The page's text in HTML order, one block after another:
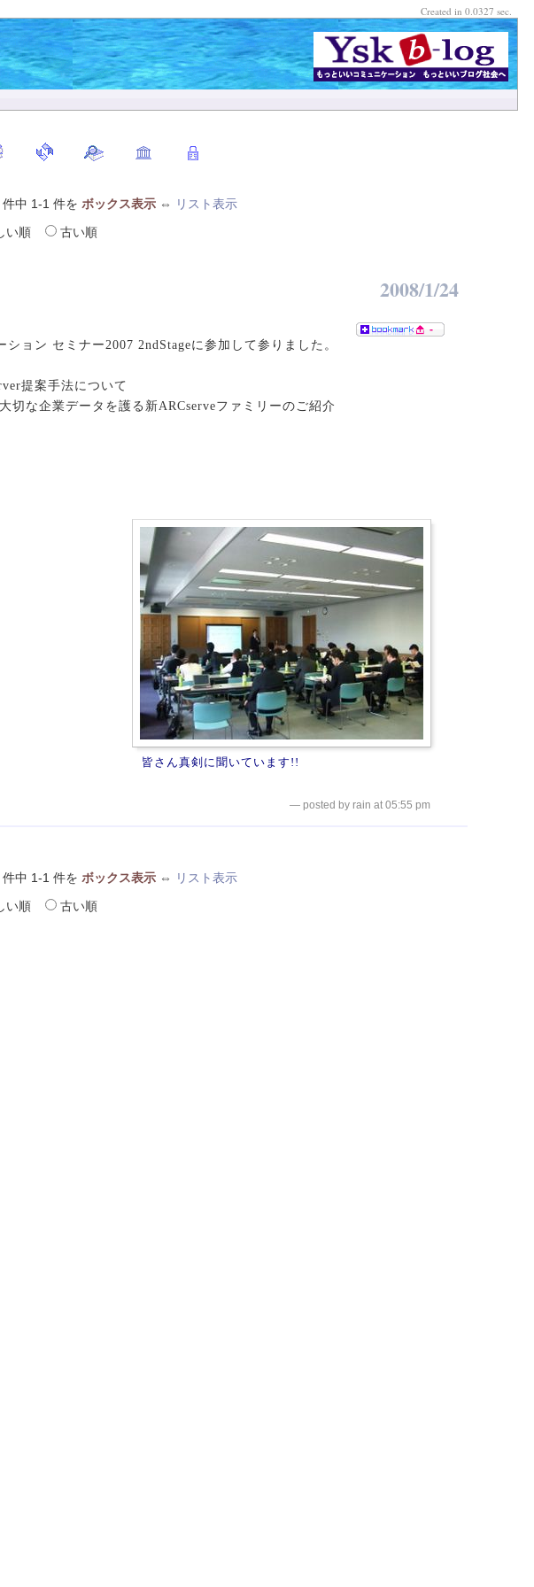
中 1-1 件を ボックス表示⇔
リスト表示
い順
古い順
2008/1/24
-
ョン セミナー2007 2ndStageに参加して参りました。
提案手法について
な企業データを護る新ARCserveファミリーのご紹介
皆さん真剣に聞いています!!
— posted by rain at 05:55 pm
中 1-1 件を ボックス表示⇔
リスト表示
い順
古い順
Created in 0.0327 sec.